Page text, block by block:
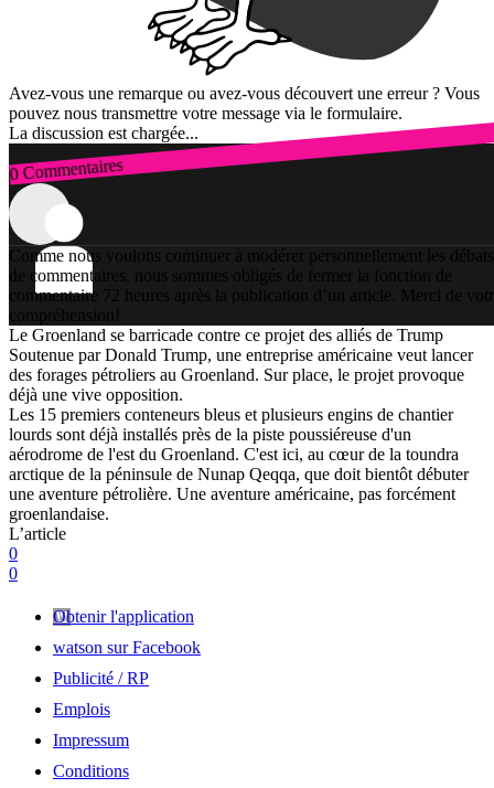
Avez-vous une remarque ou avez-vous découvert une erreur ? Vous
pouvez nous transmettre votre message via le formulaire.
La discussion est chargée...
0 Commentaires
Connexion
Comme nous voulons continuer à modérer personnellement les débats
de commentaires, nous sommes obligés de fermer la fonction de
commentaire 72 heures après la publication d’un article. Merci de
compréhension!
Le Groenland se barricade contre ce projet des alliés de Trump
Soutenue par Donald Trump, une entreprise américaine veut lancer
des forages pétroliers au Groenland. Sur place, le projet provoque
déjà une vive opposition.
Les 15 premiers conteneurs bleus et plusieurs engins de chantier
lourds sont déjà installés près de la piste poussiéreuse d'un
aérodrome de l'est du Groenland. C'est ici, au cœur de la toundra
arctique de la péninsule de Nunap Qeqqa, que doit bientôt débuter
une aventure pétrolière. Une aventure américaine, pas forcément
groenlandaise.
L’article
0
0
Obtenir l'application
watson sur Facebook
Publicité / RP
Emplois
Impressum
Conditions